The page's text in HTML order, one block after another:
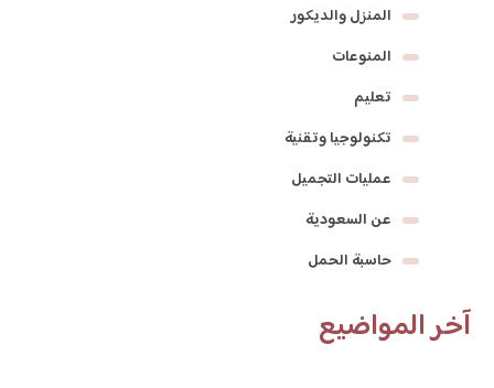
المنزل والديكور
المنوعات
تعليم
تكنولوجيا وتقنية
عمليات التجميل
عن السعودية
حاسبة الحمل
آخر المواضيع